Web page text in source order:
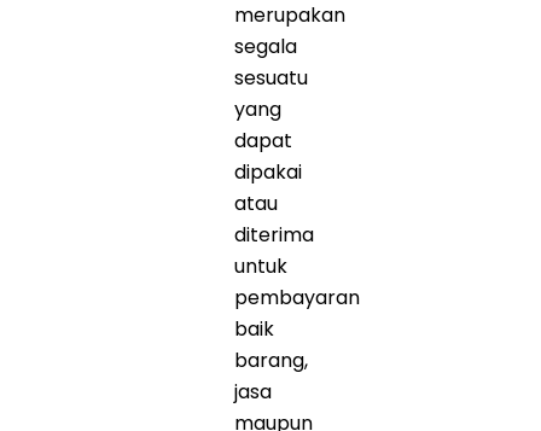
merupakan
segala
sesuatu
yang
dapat
dipakai
atau
diterima
untuk
pembayaran
baik
barang,
jasa
maupun